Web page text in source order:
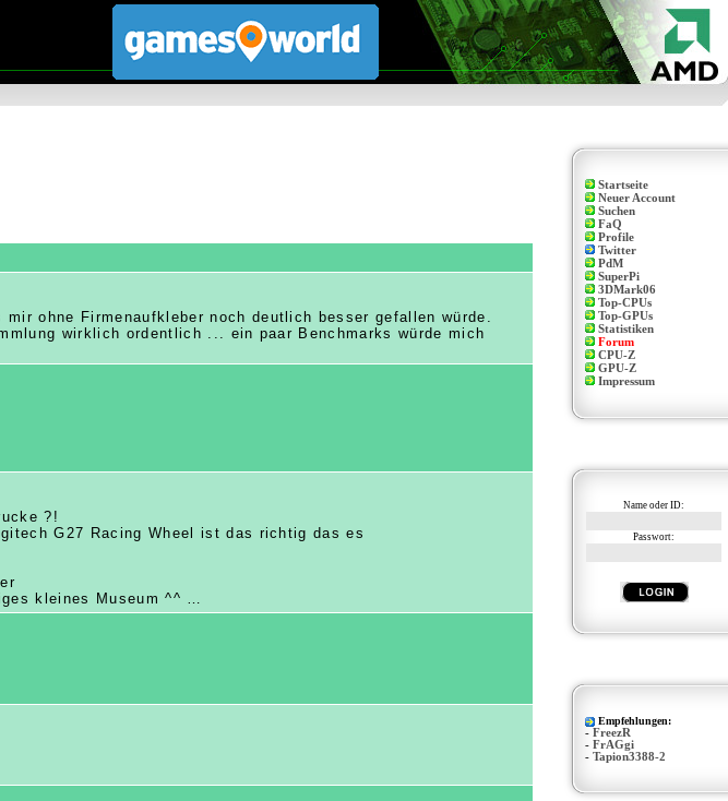
ohne Firmenaufkleber noch deutlich besser gefallen würde.
wirklich ordentlich ... ein paar Benchmarks würde mich
?!
G27 Racing Wheel ist das richtig das es
kleines Museum ^^ …
Startseite
Neuer Account
Suchen
FaQ
Profile
Twitter
PdM
SuperPi
3DMark06
Top-CPUs
Top-GPUs
Statistiken
Forum
CPU-Z
GPU-Z
Impressum
Name oder ID:
Passwort:
Empfehlungen:
- FreezR
- FrAGgi
- Tapion3388-2